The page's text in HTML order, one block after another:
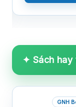
✦ Sách hay
GNH